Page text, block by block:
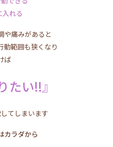
れる
や痛みがあると
動範囲も狭くなり
ば
たい!!』
てしまいます
カラダから